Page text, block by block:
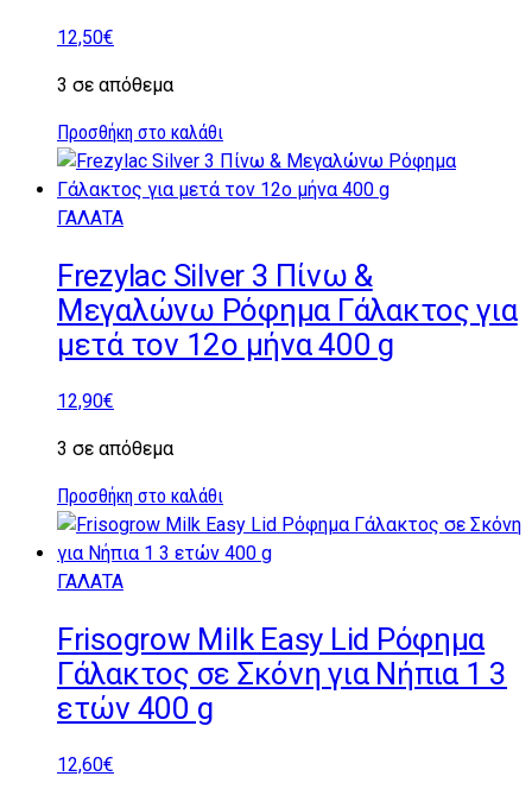
12,50€
3 σε απόθεμα
Προσθήκη στο καλάθι
ΓΑΛΑΤΑ
Frezylac Silver 3 Πίνω &
Μεγαλώνω Ρόφημα Γάλακτος για
μετά τον 12ο μήνα 400 g
12,90€
3 σε απόθεμα
Προσθήκη στο καλάθι
ΓΑΛΑΤΑ
Frisogrow Milk Easy Lid Ρόφημα
Γάλακτος σε Σκόνη για Νήπια 1 3
ετών 400 g
12,60€